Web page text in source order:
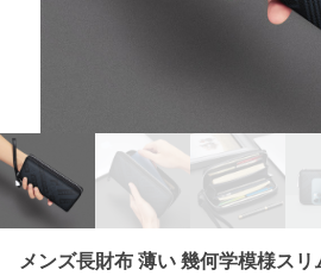
メンズ長財布 薄い 幾何学模様スリ